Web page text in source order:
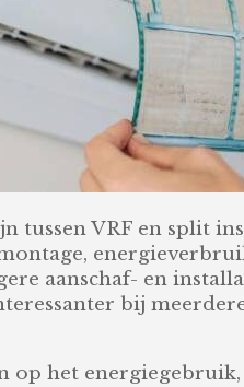
tussen VRF en split
aanschaf- en
bij
op het